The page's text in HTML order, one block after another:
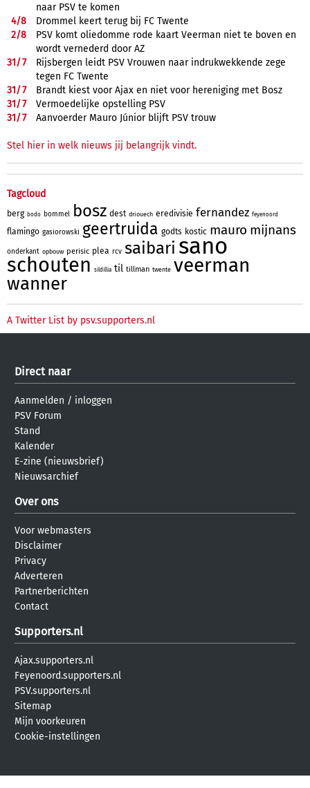
naar PSV te komen
4/8
Drommel keert terug bij FC Twente
2/8
PSV komt oliedomme rode kaart Veerman niet te boven en
wordt vernederd door AZ
31/7
Rijsbergen leidt PSV Vrouwen naar indrukwekkende zege
tegen FC Twente
31/7
Brandt kiest voor Ajax en niet voor hereniging met Bosz
31/7
Vermoedelijke opstelling PSV
31/7 Aanvoerder Mauro Júnior blijft PSV trouw
Stel hier in welk nieuws jij belangrijk vindt.
Tagcloud
berg bodo bommel bosz dest driouech eredivisie fernandez feyenoord
flamingo gasiorowski geertruida godts kostic mauro mijnans
onderkant opbouw perisic plea rcv saibari sano
schouten sildillia til tillman twente veerman
wanner
A Twitter List by psv.supporters.nl
Direct naar
Aanmelden / inloggen
PSV Forum
Stand
Kalender
E-zine (nieuwsbrief)
Nieuwsarchief
Over ons
Voor webmasters
Disclaimer
Privacy
Adverteren
Partnerberichten
Contact
Supporters.nl
Ajax.supporters.nl
Feyenoord.supporters.nl
PSV.supporters.nl
Sitemap
Mijn voorkeuren
Cookie-instellingen